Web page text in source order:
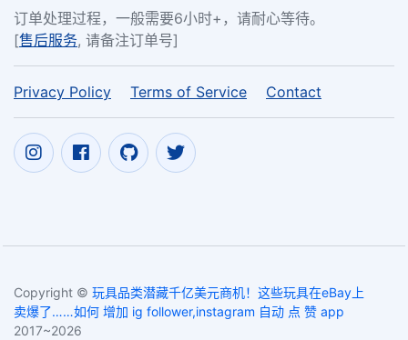
订单处理过程，一般需要6小时+，请耐心等待。
[售后服务, 请备注订单号]
Privacy Policy Terms of Service Contact
Copyright © 玩具品类潜藏千亿美元商机！这些玩具在eBay上
卖爆了……如何 增加 ig follower,instagram 自动 点 赞 app
2017~2026